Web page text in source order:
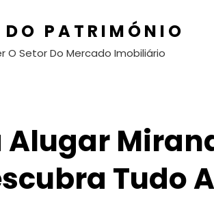
DO PATRIMÓNIO
O Setor Do Mercado Imobiliário
Alugar
Tudo